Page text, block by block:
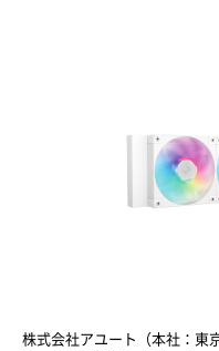
株式会社アユート（本社：東